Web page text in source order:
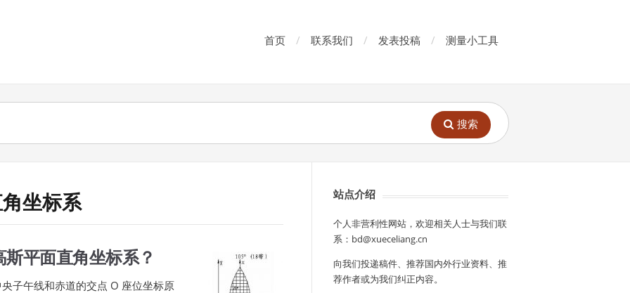
首页 联系我们 发表投稿 测量小工具
搜索
坐标系
斯平面直角坐标系？
子午线和赤道的交点 O 座位坐标原
站点介绍
个人非营利性网站，欢迎相关人士与我们联
系：bd@xueceliang.cn
向我们投递稿件、推荐国内外行业资料、推
荐作者或为我们纠正内容。